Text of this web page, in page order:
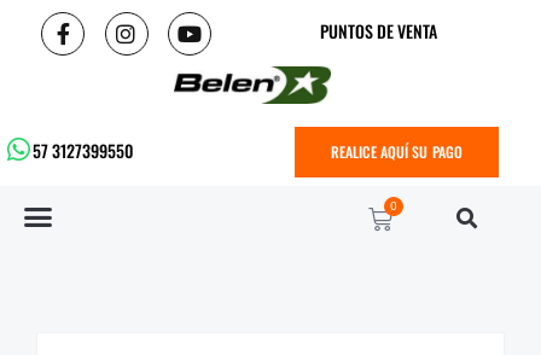
PUNTOS DE VENTA
57 3127399550 REALICE AQUÍ SU PAGO
0